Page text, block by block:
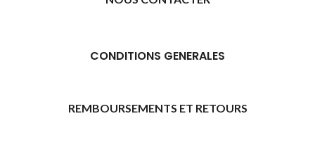
CONDITIONS GENERALES
REMBOURSEMENTS ET RETOURS